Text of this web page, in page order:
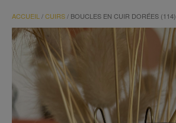
ACCUEIL /CUIRS/ BOUCLES EN CUIR DORÉES (114)